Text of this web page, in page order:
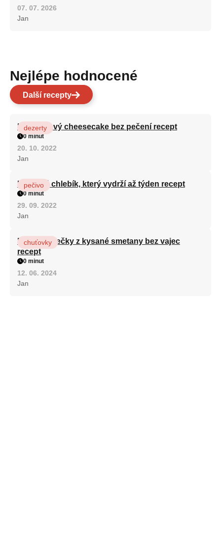
07. 07. 2026
Jan
Nejlépe hodnocené
Další recepty
Karamelový cheesecake bez pečení recept
dezerty
0 minut
20. 10. 2022
Jan
Hrnkový chlebík, který vydrží až týden recept
pečivo
0 minut
29. 09. 2022
Jan
Rychlé válečky z kysané smetany bez vajec
recept
chuťovky
0 minut
12. 06. 2024
Jan